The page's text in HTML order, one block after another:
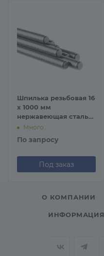
Шпилька резьбовая 16
х 1000 мм
нержавеющая сталь
А4 DIN 975
Много
По запросу
Под заказ
О КОМПАНИИ
ИНФОРМАЦИЯ